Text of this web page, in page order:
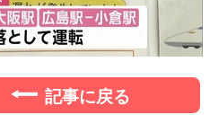
記事に戻る